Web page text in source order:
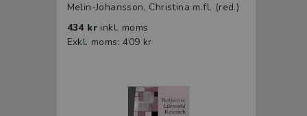
Melin-Johansson, Christina m.fl. (red.)
434 kr inkl. moms
Exkl. moms: 409 kr